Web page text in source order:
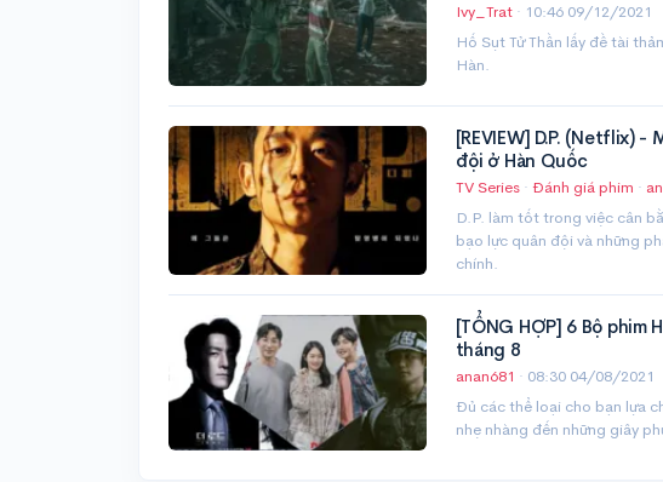
Ivy_Trat · 10:46 09/12/2021
Hố Sụt Tử Thần lấy đề tài
Hàn.
[REVIEW] D.P. (Netflix)
đội ở Hàn Quốc
TV Series· Đánh giá phim ·
D.P. làm tốt trong việc cân
bạo lực quân đội và những
chính.
[TỔNG HỢP] 6 Bộ
tháng 8
anan681 · 08:30 04/08/2021
Đủ các thể loại cho bạn lựa
nhẹ nhàng đến những giây